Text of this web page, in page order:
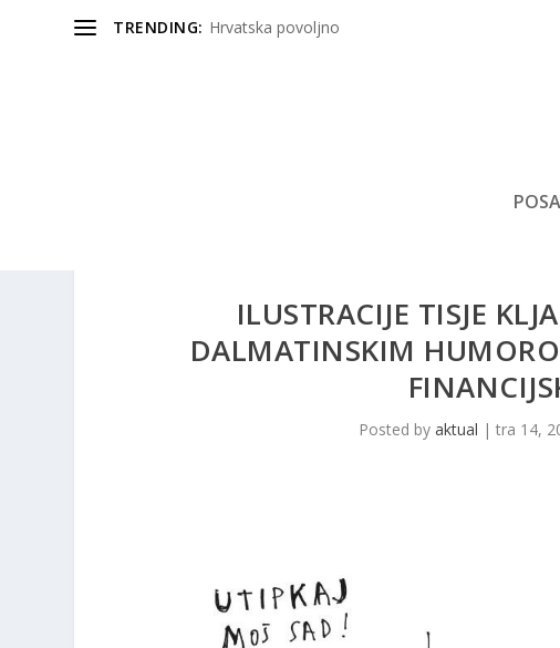
TRENDING: Hrvatska povoljno
ILUSTRACIJE TISJE
DALMATINSKIM
Posted by aktual | tra 14,